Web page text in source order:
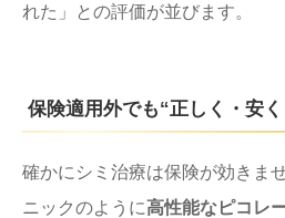
れた」との評価が並びます。
保険適用外でも“正しく・安
確かにシミ治療は保険が効きま
ニックのように高性能なピコレ